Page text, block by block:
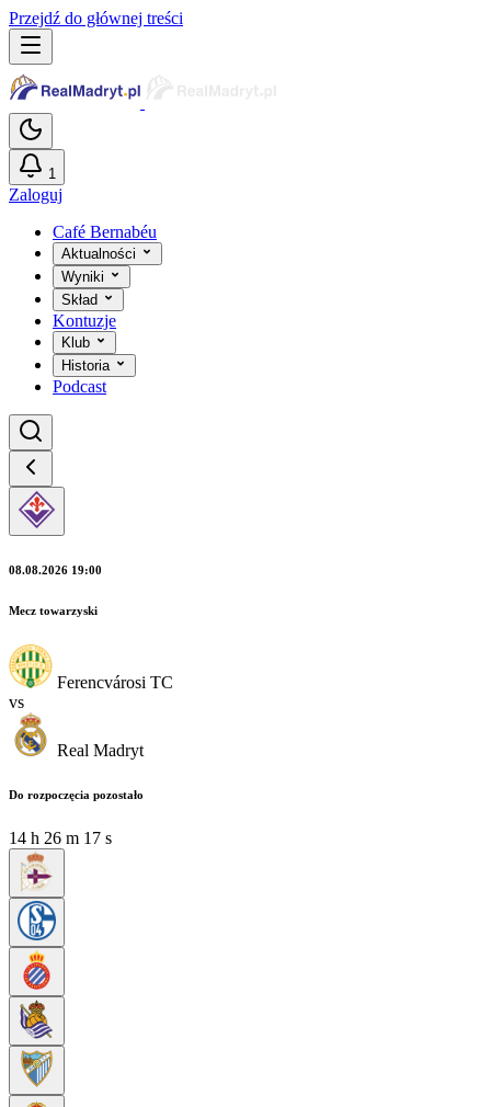
Przejdź do głównej treści
1
Zaloguj
Café Bernabéu
Aktualności
Wyniki
Skład
Kontuzje
Klub
Historia
Podcast
08.08.2026 19:00
Mecz towarzyski
Ferencvárosi TC
vs
Real Madryt
Do rozpoczęcia pozostało
14 h 26 m 17 s